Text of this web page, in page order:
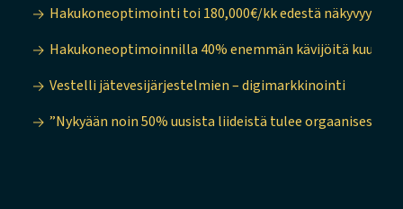
Hakukone­optimointi toi 180,000€/kk edestä näkyvyyttä
Hakukone­optimoinnilla 40% enemmän kävijöitä
Vestelli jätevesijärjestelmien – digimarkkinointi
”Nykyään noin 50% uusista liideistä tulee orgaanisesti”